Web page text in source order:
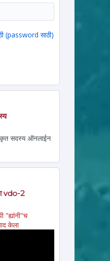
(password साठी)
सदस्य ऑनलाईन
vdo-2
"ह्यांनी"च
केला